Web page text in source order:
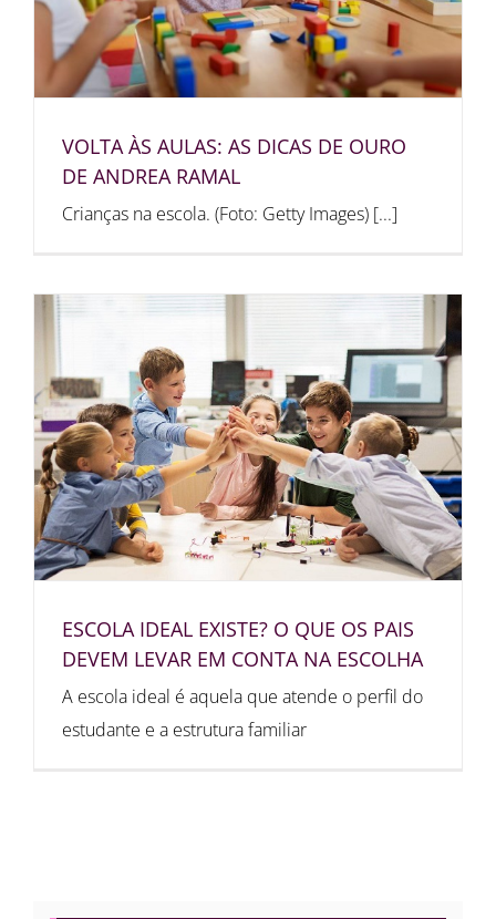
VOLTA ÀS AULAS: AS DICAS DE OURO
DE ANDREA RAMAL
Crianças na escola. (Foto: Getty Images) [...]
ESCOLA IDEAL EXISTE? O QUE OS PAIS
DEVEM LEVAR EM CONTA NA ESCOLHA
A escola ideal é aquela que atende o perfil do
estudante e a estrutura familiar